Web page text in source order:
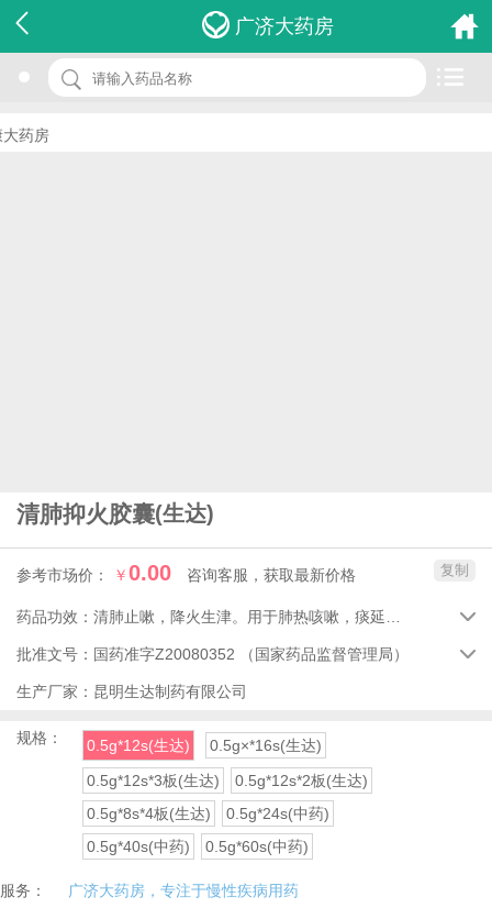
广济大药房
房
清肺抑火胶囊(生达)
参考市场价： ￥0.00 咨询客服，获取最新价格
名 称：清肺抑火胶囊
品 牌：(生达)
复制
药品功效： 
批准文号： 国药准字Z20080352 （国家药品监督管理局） 
生产厂家： 昆明生达制药有限公司
规格： 0.5g*12s(生达)
0.5g×*16s(生达)
0.5g*12s*3板(生达)
0.5g*12s*2板(生达)
0.5g*8s*4板(生达)
0.5g*24s(中药)
0.5g*40s(中药)
0.5g*60s(中药)
服务： 广济大药房，专注于慢性疾病用药